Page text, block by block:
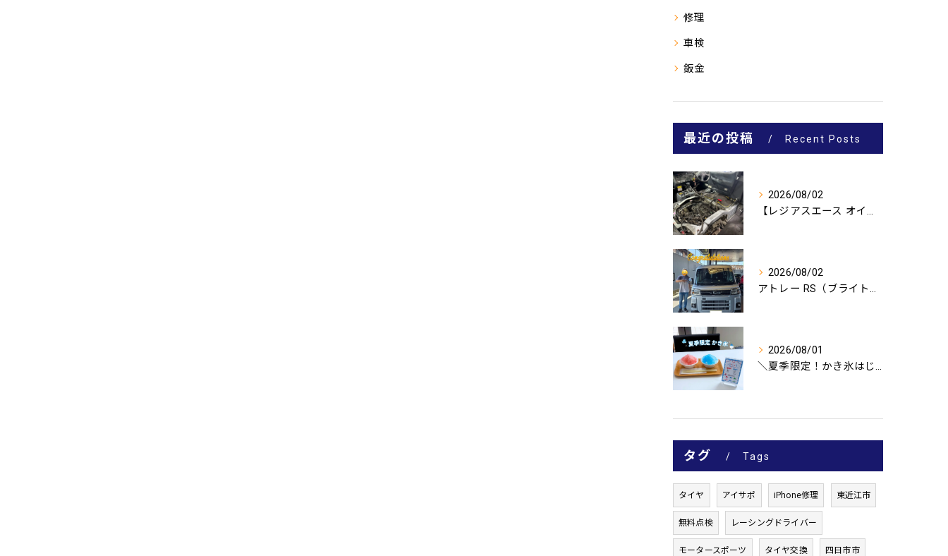
修理
車検
鈑金
最近の投稿 Recent Posts
2026/08/02
【レジアスエース オイル漏れ修理🔧】
2026/08/02
アトレー RS（ブライトシルバーメタリック）のご納車、おめで...
2026/08/01
＼夏季限定！かき氷はじめました🍧／
タグ Tags
タイヤ アイサポ iPhone修理 東近江市
無料点検 レーシングドライバー
モータースポーツ タイヤ交換 四日市市